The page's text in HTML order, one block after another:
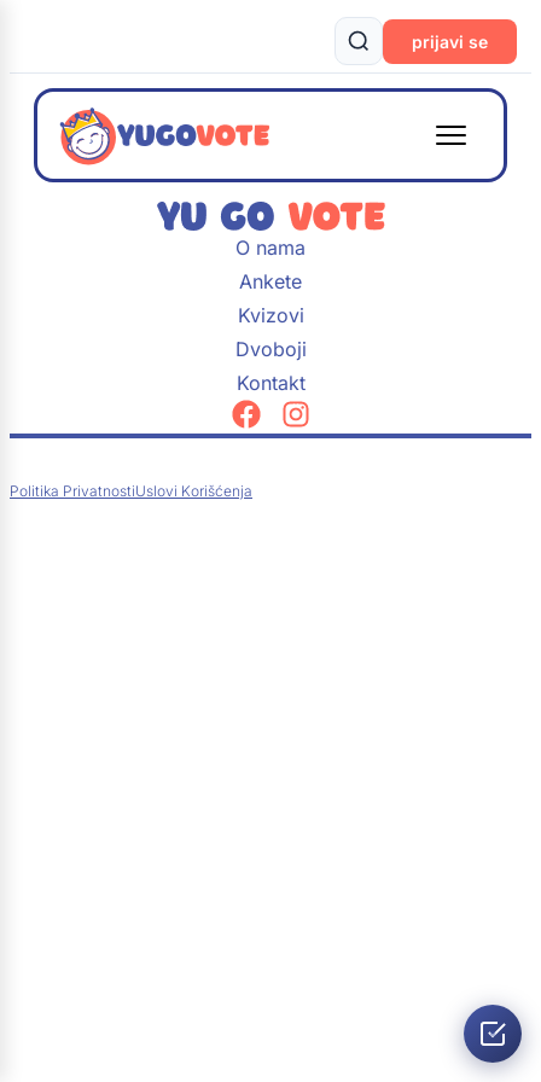
prijavi se
O nama
Ankete
Kvizovi
Dvoboji
Kontakt
Politika PrivatnostiUslovi Korišćenja